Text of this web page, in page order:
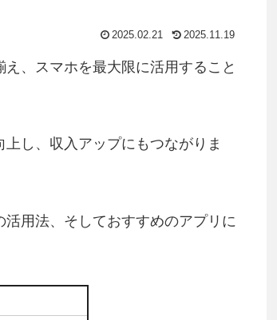
2025.02.21 2025.11.19
、スマホを最大限に活用すること
し、収入アップにもつながりま
用法、そしておすすめのアプリに